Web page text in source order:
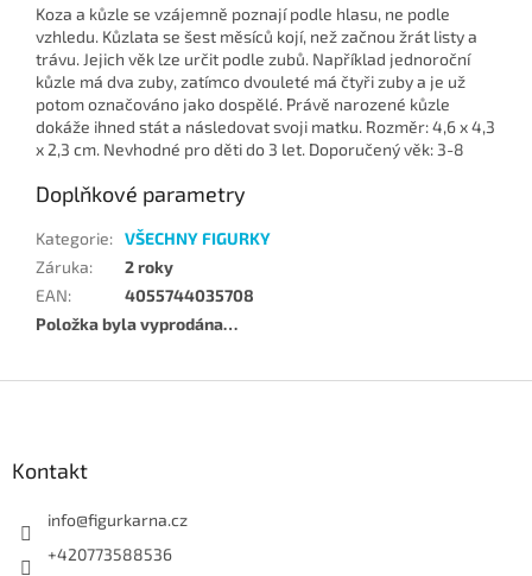
Koza a kůzle se vzájemně poznají podle hlasu, ne podle
vzhledu. Kůzlata se šest měsíců kojí, než začnou žrát listy a
trávu. Jejich věk lze určit podle zubů. Například jednoroční
kůzle má dva zuby, zatímco dvouleté má čtyři zuby a je už
potom označováno jako dospělé. Právě narozené kůzle
dokáže ihned stát a následovat svoji matku. Rozměr: 4,6 x 4,3
x 2,3 cm. Nevhodné pro děti do 3 let. Doporučený věk: 3-8
Doplňkové parametry
Kategorie: VŠECHNY FIGURKY
Záruka:
2 roky
EAN:
4055744035708
Položka byla vyprodána…
Kontakt
info@figurkarna.cz
+420773588536